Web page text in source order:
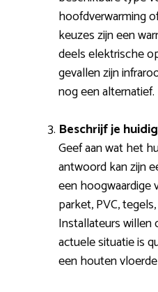
hoofdverwarming
keuzes zijn een
deels elektrische
gevallen zijn
nog een alternatief.
Beschrijf je
Geef aan wat het
antwoord kan zijn
een hoogwaardige
parket, PVC,
Installateurs willen
actuele situatie is
een houten